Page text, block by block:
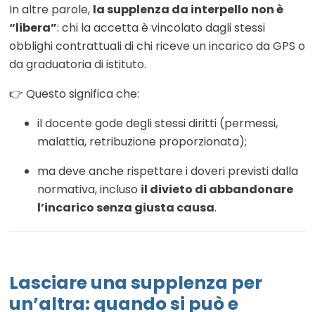
In altre parole, la supplenza da interpello non è
“libera”: chi la accetta è vincolato dagli stessi
obblighi contrattuali di chi riceve un incarico da GPS o
da graduatoria di istituto.
👉 Questo significa che:
il docente gode degli stessi diritti (permessi,
malattia, retribuzione proporzionata);
ma deve anche rispettare i doveri previsti dalla
normativa, incluso il divieto di abbandonare
l’incarico senza giusta causa.
Lasciare una supplenza per
un’altra: quando si può e